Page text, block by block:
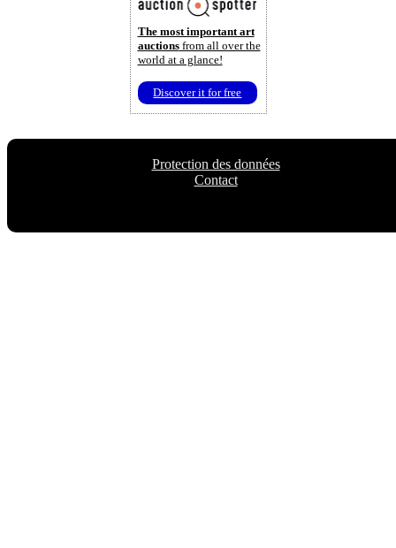
The most important art
auctionsfrom all over the
world at a glance!
Discover it for free
Protection des données
Contact